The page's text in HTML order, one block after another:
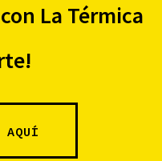
La Térmica
AQUÍ